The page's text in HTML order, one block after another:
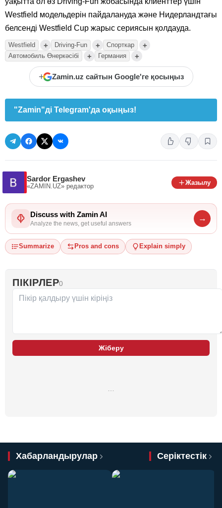
Westfield модельдерін пайдалануда және Нидерландтағы
белсенді Westfield Cup жарыс сериясын қолдауда.
Westfield + Driving-Fun + Спорткар +
Автомобиль Өнеркәсібі + Германия +
+ Zamin.uz сайтын Google'ге қосыңыз
"Zamin"ді Telegram'да оқыңыз!
Sardor Ergashev
«ZAMIN.UZ» редактор
Жазылу
Discuss with Zamin AI
Analyze the news, get useful answers
→
Summarize Pros and cons Explain simply
ПІКІРЛЕР0
Жіберу
…
Хабарландырулар Серіктестік